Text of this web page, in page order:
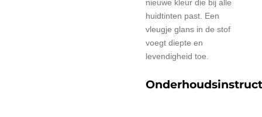
nieuwe kleur die bij alle
huidtinten past. Een
vleugje glans in de stof
voegt diepte en
levendigheid toe.